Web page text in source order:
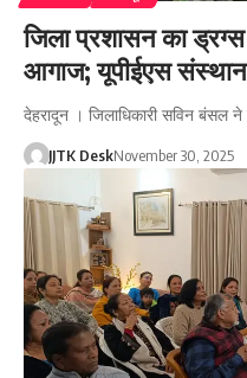
जिला प्रशासन का
आगाज; यूपीईएस संस्थान
देहरादून । जिलाधिकारी सविन बंसल
JJTK DeskNovember 30, 2025